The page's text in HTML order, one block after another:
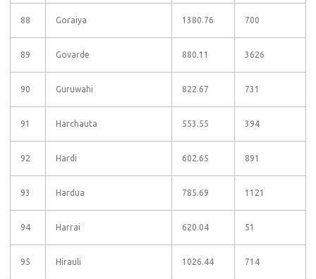
88 Goraiya 1380.76 700
89 Govarde 880.11 3626
90 Guruwahi 822.67 731
91 Harchauta 553.55 394
92 Hardi 602.65 891
93 Hardua 785.69 1121
94 Harrai 620.04 51
95 Hirauli 1026.44 714